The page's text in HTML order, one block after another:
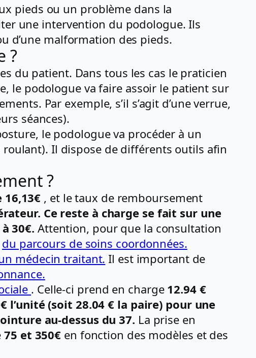
pieds ou un problème dans la
une intervention du podologue. Ils
d’une malformation des pieds.
?
du patient. Dans tous les cas le praticien
le podologue va faire assoir le patient sur
Par exemple, s’il s’agit d’une verrue,
séances).
le podologue va procéder à un
Il dispose de différents outils afin
?
16,13€ , et le taux de remboursement
. Ce reste à charge se fait sur une
30€. Attention, pour que la consultation
du parcours de soins coordonnées.
médecin traitant. Il est important de
. Celle-ci prend en charge 12.94 €
l’unité (soit 28.04 € la paire) pour une
au-dessus du 37. La prise en
75 et 350€ en fonction des modèles et des